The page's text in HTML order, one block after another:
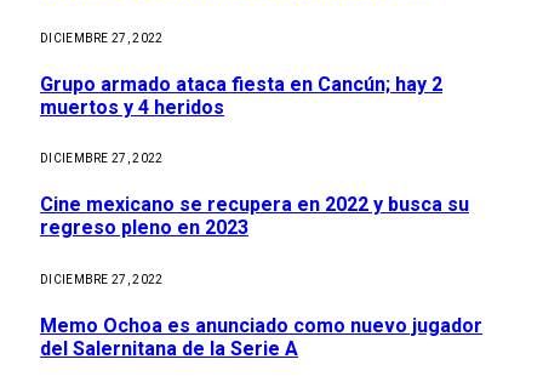
DICIEMBRE 27, 2022
Grupo armado ataca fiesta en Cancún; hay 2
muertos y 4 heridos
DICIEMBRE 27, 2022
Cine mexicano se recupera en 2022 y busca su
regreso pleno en 2023
DICIEMBRE 27, 2022
Memo Ochoa es anunciado como nuevo jugador
del Salernitana de la Serie A